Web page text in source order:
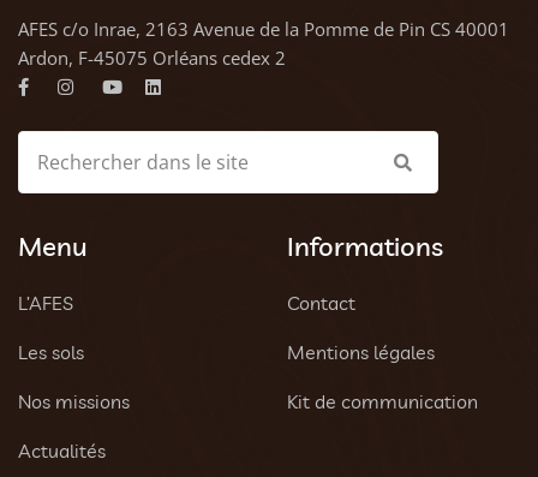
AFES c/o Inrae, 2163 Avenue de la Pomme de Pin CS 40001
Ardon, F-45075 Orléans cedex 2
Menu
L’AFES
Les sols
Nos missions
Actualités
Informations
Contact
Mentions légales
Kit de communication